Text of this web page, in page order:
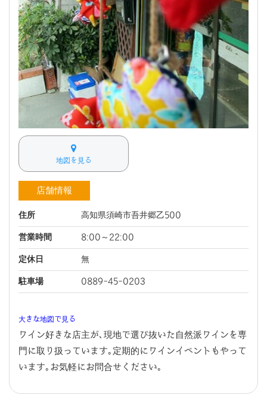
地図を見る
店舗情報
住所 高知県須崎市吾井郷乙500
営業時間 8:00～22:00
定休日 無
駐車場 0889-45-0203
大きな地図で見る
ワイン好きな店主が､現地で選び抜いた自然派ワインを専
門に取り扱っています｡定期的にワインイベントもやって
います｡お気軽にお問合せください｡